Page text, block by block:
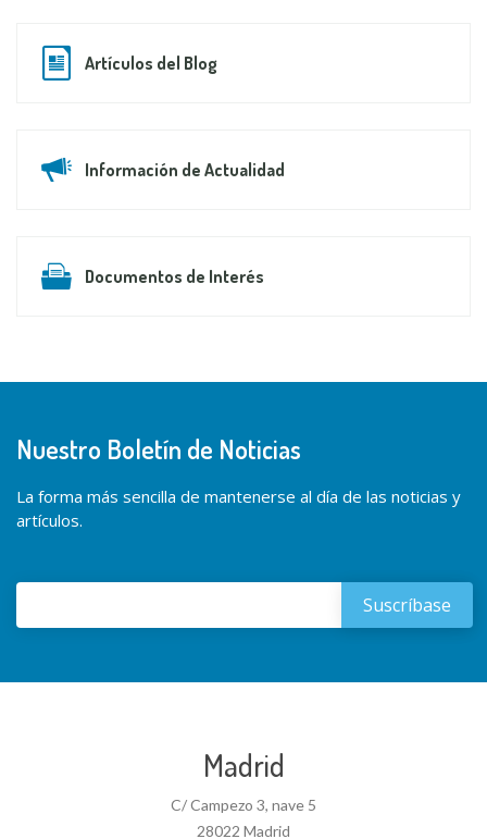
Artículos del Blog
Información de Actualidad
Documentos de Interés
Nuestro Boletín de Noticias
La forma más sencilla de mantenerse al día de las noticias y
artículos.
Madrid
C/ Campezo 3, nave 5
28022 Madrid